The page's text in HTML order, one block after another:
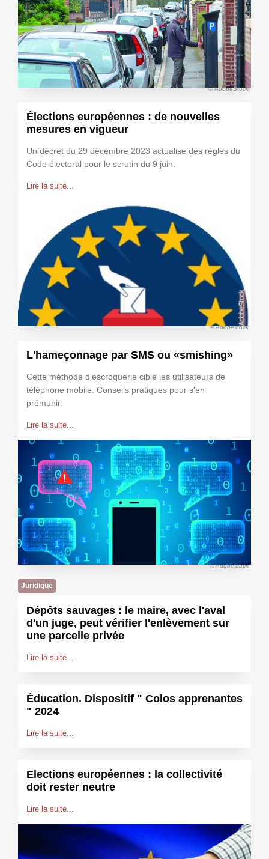
© AdobeStock
Élections européennes : de nouvelles
mesures en vigueur
Un décret du 29 décembre 2023 actualise des règles du
Code électoral pour le scrutin du 9 juin.
Lire la suite...
© Adobestock
L'hameçonnage par SMS ou «smishing»
Cette méthode d'escroquerie cible les utilisateurs de
téléphone mobile. Conseils pratiques pour s'en
prémunir.
Lire la suite...
© Adobestock
Juridique
Dépôts sauvages : le maire, avec l'aval
d'un juge, peut vérifier l'enlèvement sur
une parcelle privée
Lire la suite...
Éducation. Dispositif " Colos apprenantes
" 2024
Lire la suite...
Elections européennes : la collectivité
doit rester neutre
Lire la suite...